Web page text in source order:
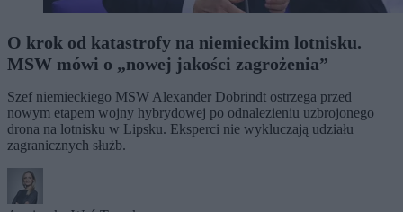
O krok od katastrofy na niemieckim lotnisku.
MSW mówi o „nowej jakości zagrożenia”
Szef niemieckiego MSW Alexander Dobrindt ostrzega przed
nowym etapem wojny hybrydowej po odnalezieniu uzbrojonego
drona na lotnisku w Lipsku. Eksperci nie wykluczają udziału
zagranicznych służb.